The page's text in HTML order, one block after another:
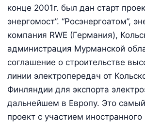
конце 2001г. был дан старт
энергомост”. “Росэнергоатом”,
компания RWE (Германия),
администрация Мурманской
соглашение о строительстве
линии электропередач от
Финляндии для экспорта
дальнейшем в Европу. Это
проект с участием иностранного